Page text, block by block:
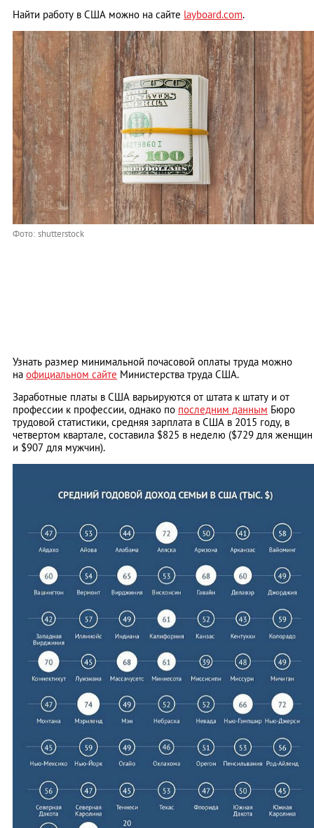
Найти работу в США можно на сайте layboard.com.
Фото: shutterstock
Узнать размер минимальной почасовой оплаты труда можно
на официальном сайте Министерства труда США.
Заработные платы в США варьируются от штата к штату и от
профессии к профессии, однако по последним данным Бюро
трудовой статистики, средняя зарплата в США в 2015 году, в
четвертом квартале, составила $825 в неделю ($729 для женщин
и $907 для мужчин).